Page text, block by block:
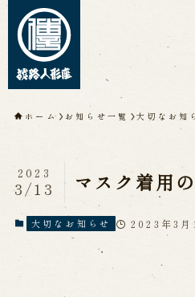
トップページ
淡路人形座につ
淡路人形座とは
座員
人間国宝 故鶴澤友路師
淡路人形座の成り立ち
淡路人形座で研修した
淡路人形浄瑠璃を受け
ホーム お知らせ一覧 大切なお知
マスク着用
2023
3/13
大切なお知らせ 2023年3月